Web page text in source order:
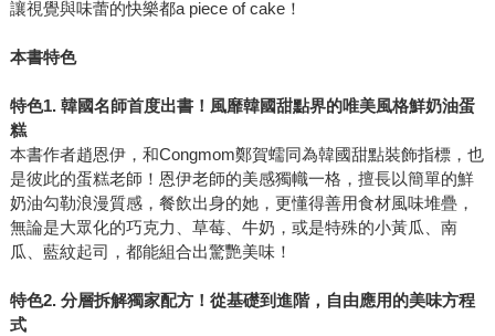
讓視覺與味蕾的快樂都a piece of cake！
本書特色
特色1. 韓國名師首度出書！風靡韓國甜點界的唯美風格鮮奶油蛋
糕
本書作者趙恩伊，和Congmom鄭賀蠕同為韓國甜點裝飾指標，也
是彼此的蛋糕老師！恩伊老師的美感獨幟一格，擅長以簡單的鮮
奶油勾勒浪漫質感，餐飲出身的她，更懂得善用食材風味堆疊，
無論是大眾化的巧克力、草莓、牛奶，或是特殊的小黃瓜、南
瓜、藍紋起司，都能組合出驚艷美味！
特色2. 分層拆解獨家配方！從基礎到進階，自由應用的美味方程
式